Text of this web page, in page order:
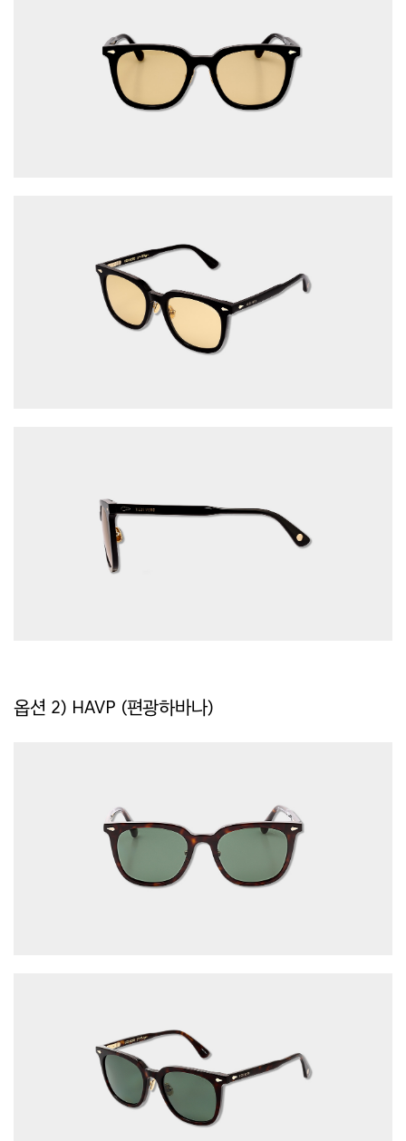
옵션 2) HAVP (편광하바나)